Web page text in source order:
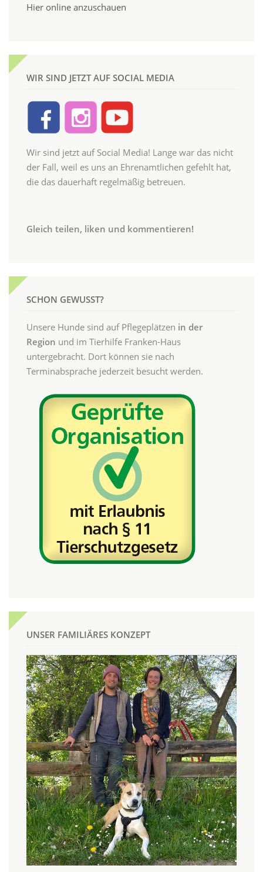
Hier online anzuschauen
WIR SIND JETZT AUF SOCIAL MEDIA
Wir sind jetzt auf Social Media! Lange war das nicht
der Fall, weil es uns an Ehrenamtlichen gefehlt hat,
die das dauerhaft regelmäßig betreuen.
Gleich teilen, liken und kommentieren!
SCHON GEWUSST?
Unsere Hunde sind auf Pflegeplätzen in der
Region und im Tierhilfe Franken-Haus
untergebracht. Dort können sie nach
Terminabsprache jederzeit besucht werden.
UNSER FAMILIÄRES KONZEPT